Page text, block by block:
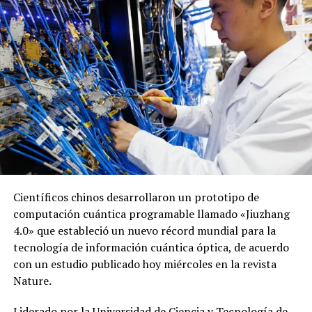
En «Ciencia» En «Ciencia»
Efemérides 5 de octubre:
¿qué pasó un día como hoy?
5 octubre, 2022
En «Opinet»
RELATED TOPICS:
CIENTÍFICOS DE ESTADOS UNIDOS
ENCUENTRAN
TALÓN DE AQUILES DEL CÁNCER DE PÁNCREAS
UP NEXT
Detectan un segundo caso de gripe aviar en dos patos
silvestres en Córdoba
Científicos chinos desarrollaron un prototipo de
computación cuántica programable llamado «Jiuzhang
4.0» que estableció un nuevo récord mundial para la
tecnología de información cuántica óptica, de acuerdo
con un estudio publicado hoy miércoles en la revista
Nature.